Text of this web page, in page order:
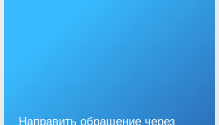
Направить обращение через